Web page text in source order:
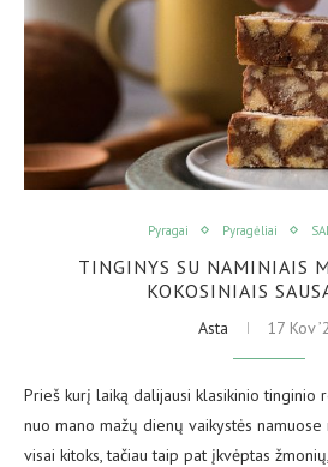
Pyragai Pyragėliai
TINGINYS SU NAMINIAIS
KOKOSINIAIS
Asta 17 Kov
Prieš kurį laiką dalijausi klasikinio tinginio
nuo mano mažų dienų vaikystės namuose
visai kitoks, tačiau taip pat įkvėptas